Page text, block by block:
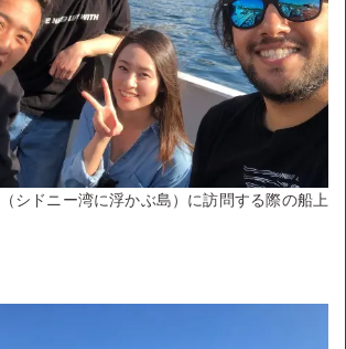
シドニー湾に浮かぶ島）に訪問する際の船上